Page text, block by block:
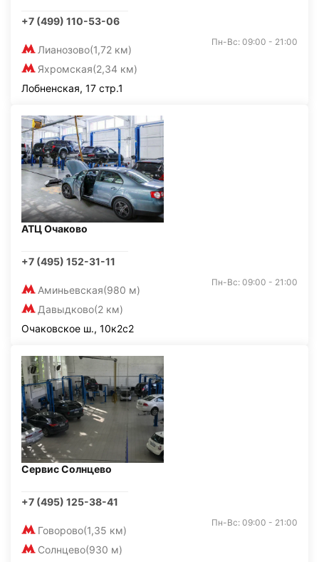
+7 (499) 110-53-06
Лианозово(1,72 км)
Яхромская(2,34 км)
Пн-Вс: 09:00 - 21:00
Лобненская, 17 стр.1
АТЦ Очаково
+7 (495) 152-31-11
Аминьевская(980 м)
Давыдково(2 км)
Пн-Вс: 09:00 - 21:00
Очаковское ш., 10к2с2
Сервис Солнцево
+7 (495) 125-38-41
Говорово(1,35 км)
Солнцево(930 м)
Пн-Вс: 09:00 - 21:00